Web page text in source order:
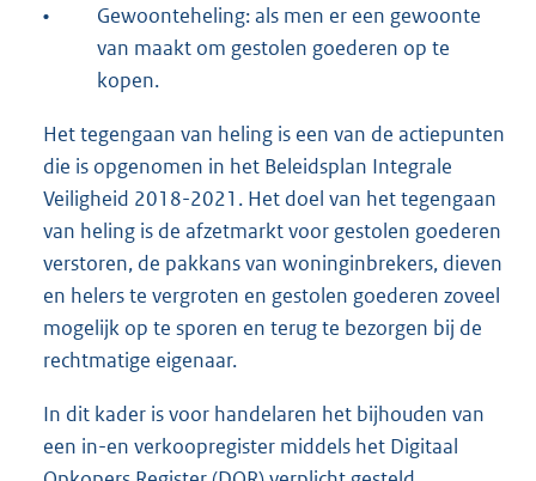
•
Gewoonteheling: als men er een gewoonte
van maakt om gestolen goederen op te
kopen.
Het tegengaan van heling is een van de actiepunten
die is opgenomen in het Beleidsplan Integrale
Veiligheid 2018-2021. Het doel van het tegengaan
van heling is de afzetmarkt voor gestolen goederen
verstoren, de pakkans van woninginbrekers, dieven
en helers te vergroten en gestolen goederen zoveel
mogelijk op te sporen en terug te bezorgen bij de
rechtmatige eigenaar.
In dit kader is voor handelaren het bijhouden van
een in-en verkoopregister middels het Digitaal